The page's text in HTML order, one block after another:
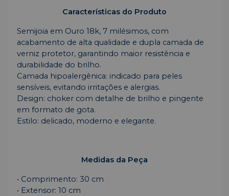
Características do Produto
Semijoia em Ouro 18k, 7 milésimos, com
acabamento de alta qualidade e dupla camada de
verniz protetor, garantindo maior resistência e
durabilidade do brilho.
Camada hipoalergênica: indicado para peles
sensíveis, evitando irritações e alergias.
Design: choker com detalhe de brilho e pingente
em formato de gota.
Estilo: delicado, moderno e elegante.
Medidas da Peça
• Comprimento: 30 cm
• Extensor: 10 cm